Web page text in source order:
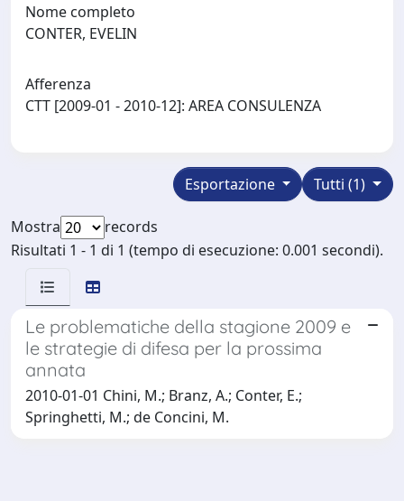
Nome completo
CONTER, EVELIN
Afferenza
CTT [2009-01 - 2010-12]: AREA CONSULENZA
Tutti (1)
Esportazione
Mostra
records
Risultati 1 - 1 di 1 (tempo di esecuzione: 0.001 secondi).
Le problematiche della stagione 2009 e
le strategie di difesa per la prossima
annata
2010-01-01 Chini, M.; Branz, A.; Conter, E.;
Springhetti, M.; de Concini, M.